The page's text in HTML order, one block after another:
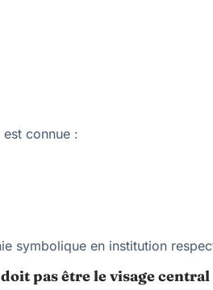
connue :
symbolique en institution
pas être le visage